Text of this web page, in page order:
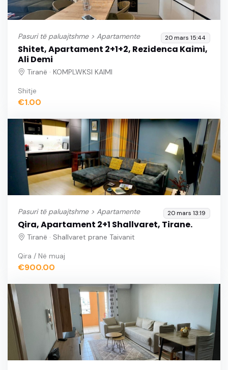
Pasuri të paluajtshme > Apartamente 20 mars 15:44
Shitet, Apartament 2+1+2, Rezidenca Kaimi,
Ali Demi
Tiranë · KOMPLWKSI KAIMI
Shitje
€1.00
Pasuri të paluajtshme > Apartamente 20 mars 13:19
Qira, Apartament 2+1 Shallvaret, Tirane.
Tiranë · Shallvaret prane Taivanit
Qira / Në muaj
€900.00